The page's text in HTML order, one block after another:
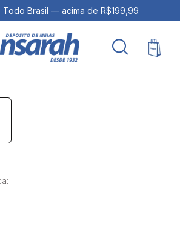
Todo Brasil — acima de R$199,99